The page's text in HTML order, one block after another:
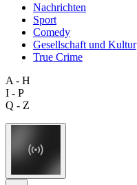
Nachrichten
Sport
Comedy
Gesellschaft und Kultur
True Crime
A - H
I - P
Q - Z